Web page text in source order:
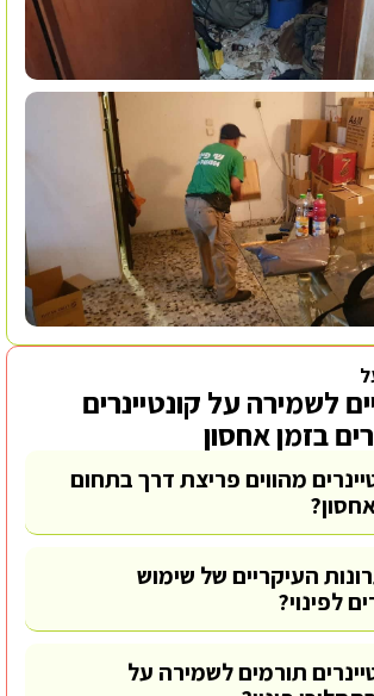
לשמירה על קונטיינרים
בזמן אחסון
מהווים פריצת דרך בתחום
העיקריים של שימוש
לפינוי?
תורמים לשמירה על